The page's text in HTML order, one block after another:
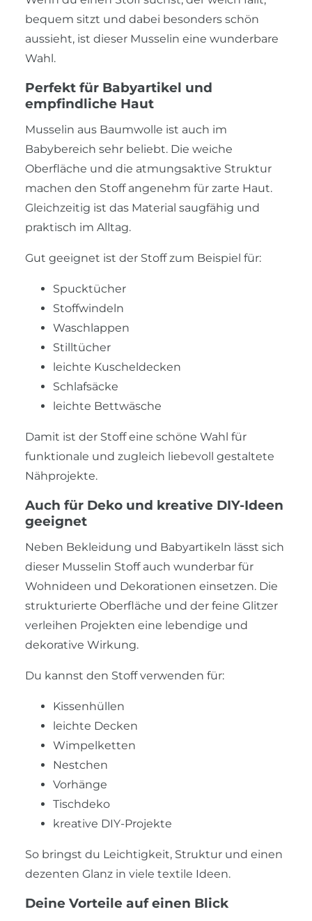
bequem sitzt und dabei besonders schön
aussieht, ist dieser Musselin eine wunderbare
Wahl.
Perfekt für Babyartikel und
empfindliche Haut
Musselin aus Baumwolle ist auch im
Babybereich sehr beliebt. Die weiche
Oberfläche und die atmungsaktive Struktur
machen den Stoff angenehm für zarte Haut.
Gleichzeitig ist das Material saugfähig und
praktisch im Alltag.
Gut geeignet ist der Stoff zum Beispiel für:
Spucktücher
Stoffwindeln
Waschlappen
Stilltücher
leichte Kuscheldecken
Schlafsäcke
leichte Bettwäsche
Damit ist der Stoff eine schöne Wahl für
funktionale und zugleich liebevoll gestaltete
Nähprojekte.
Auch für Deko und kreative DIY-Ideen
geeignet
Neben Bekleidung und Babyartikeln lässt sich
dieser Musselin Stoff auch wunderbar für
Wohnideen und Dekorationen einsetzen. Die
strukturierte Oberfläche und der feine Glitzer
verleihen Projekten eine lebendige und
dekorative Wirkung.
Du kannst den Stoff verwenden für:
Kissenhüllen
leichte Decken
Wimpelketten
Nestchen
Vorhänge
Tischdeko
kreative DIY-Projekte
So bringst du Leichtigkeit, Struktur und einen
dezenten Glanz in viele textile Ideen.
Deine Vorteile auf einen Blick